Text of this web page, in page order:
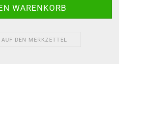
AUF DEN MERKZETTEL